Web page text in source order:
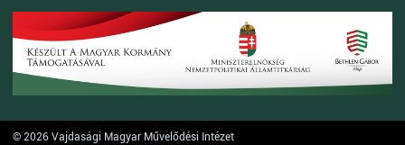
© 2026 Vajdasági Magyar Művelődési Intézet